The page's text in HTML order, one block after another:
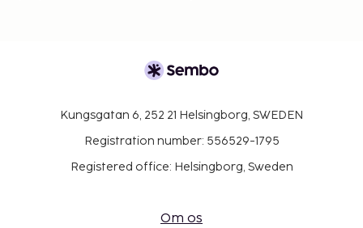
Kungsgatan 6, 252 21 Helsingborg, SWEDEN
Registration number: 556529-1795
Registered office: Helsingborg, Sweden
Om os